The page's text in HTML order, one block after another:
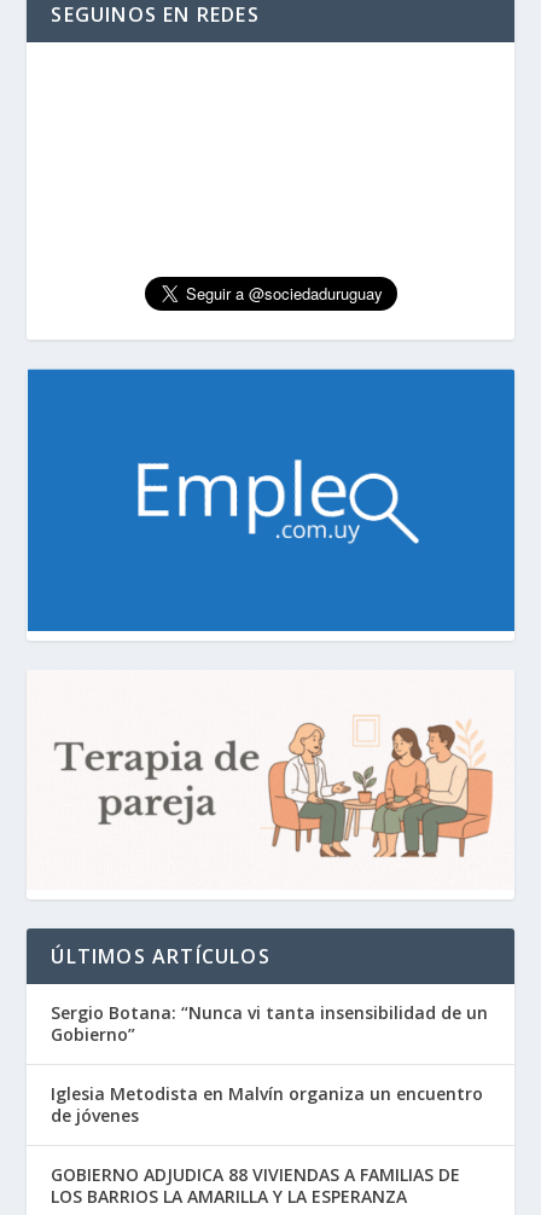
SEGUINOS EN REDES
ÚLTIMOS ARTÍCULOS
Sergio Botana: “Nunca vi tanta insensibilidad de un
Gobierno”
Iglesia Metodista en Malvín organiza un encuentro
de jóvenes
GOBIERNO ADJUDICA 88 VIVIENDAS A FAMILIAS DE
LOS BARRIOS LA AMARILLA Y LA ESPERANZA